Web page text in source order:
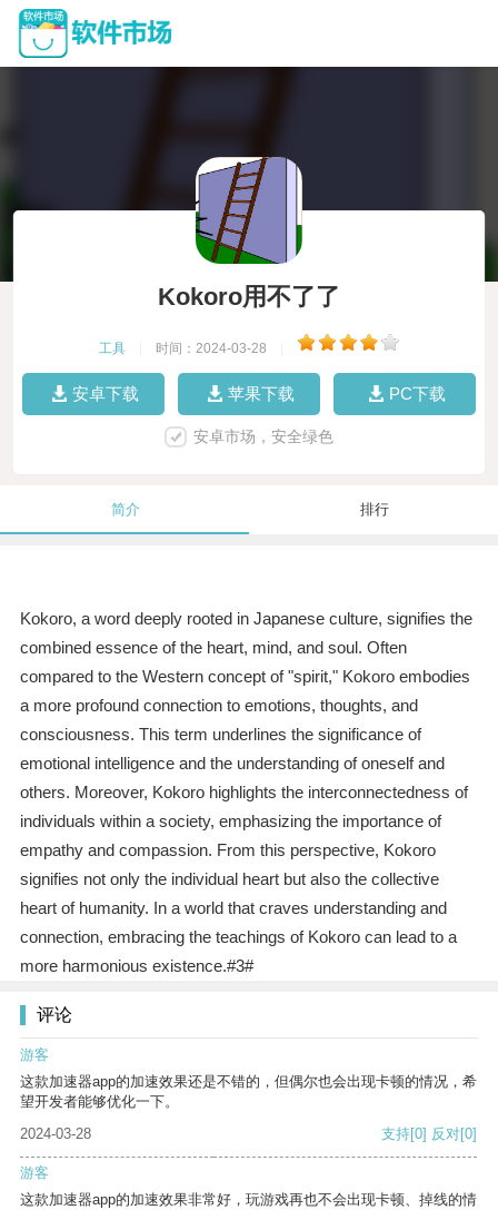
Kokoro用不了了
工具 时间：2024-03-28
安卓下载 苹果下载 PC下载
安卓市场，安全绿色
简介 排行
Kokoro, a word deeply rooted in Japanese culture, signifies the
combined essence of the heart, mind, and soul. Often
compared to the Western concept of "spirit," Kokoro embodies
a more profound connection to emotions, thoughts, and
consciousness. This term underlines the significance of
emotional intelligence and the understanding of oneself and
others. Moreover, Kokoro highlights the interconnectedness of
individuals within a society, emphasizing the importance of
empathy and compassion. From this perspective, Kokoro
signifies not only the individual heart but also the collective
heart of humanity. In a world that craves understanding and
connection, embracing the teachings of Kokoro can lead to a
more harmonious existence.#3#
评论
游客
这款加速器app的加速效果还是不错的，但偶尔也会出现卡顿的情况，希
望开发者能够优化一下。
2024-03-28
支持[0] 反对[0]
游客
这款加速器app的加速效果非常好，玩游戏再也不会出现卡顿、掉线的情